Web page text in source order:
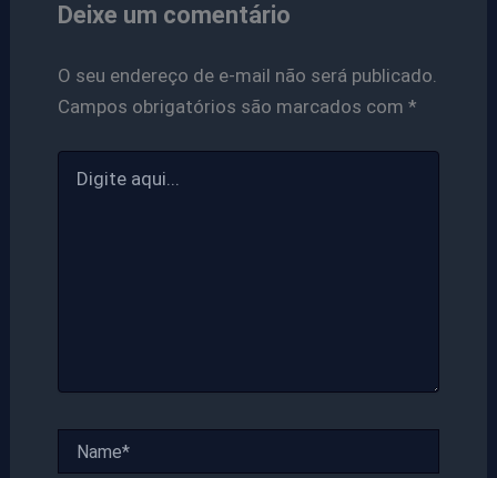
Deixe um comentário
O seu endereço de e-mail não será publicado.
Campos obrigatórios são marcados com *
aqui...